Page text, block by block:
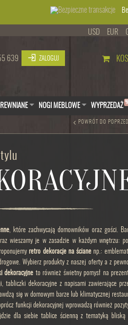
USD EUR
639 ZALOGUJ
NOGI MEBLOWE WYPRZEDAŻ
POWRÓT DO
, które zachwycają domowników oraz gości.
wieszamy je w zasadzie w każdym wnętrzu:
retro dekoracje na ściane np.:
Wybierz produkty z naszej oferty a z
dekoracyjne to również świetny pomysł na
tabliczki dekoracyjne z napisami zawierające
się w domowym barze lub klimatycznej
funkcji dekoracyjnej wprowadzą również
dla siebie tablice ścienną z tematyką bliską